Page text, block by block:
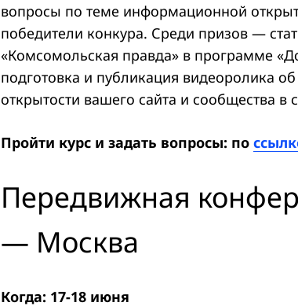
вопросы по теме информационной
победители конкура. Среди призов —
«Комсомольская правда» в программе
подготовка и публикация видеоролика
открытости вашего сайта и сообщества в
Пройти курс и задать вопросы: по
Передвижная
— Москва
Когда: 17-18 июня